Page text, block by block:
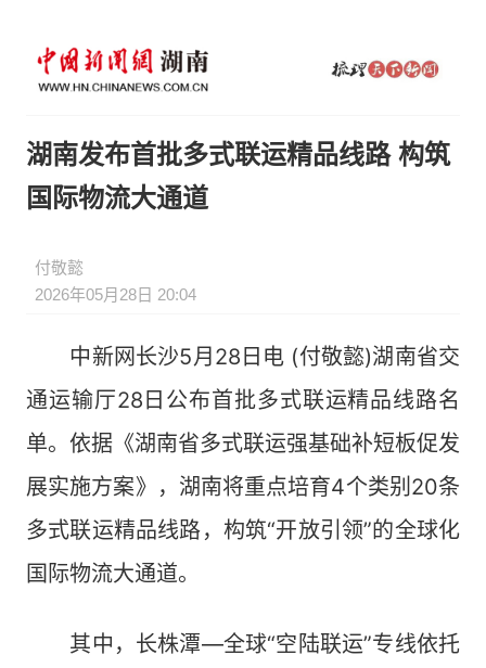
湖南发布首批多式联运精品线路 构筑
国际物流大通道
付敬懿
2026年05月28日 20:04
中新网长沙5月28日电 (付敬懿)湖南省交
通运输厅28日公布首批多式联运精品线路名
单。依据《湖南省多式联运强基础补短板促发
展实施方案》，湖南将重点培育4个类别20条
多式联运精品线路，构筑“开放引领”的全球化
国际物流大通道。
其中，长株潭—全球“空陆联运”专线依托